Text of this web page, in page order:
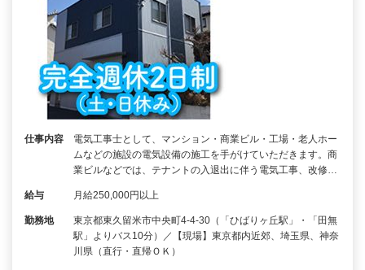
仕事内容
電気工事士として、マンション・商業ビル・工場・老人ホー
ムなどの施設の電気設備の施工を手がけていただきます。商
業ビルなどでは、テナントの入退出に伴う電気工事、改修…
給与 月給250,000円以上
勤務地
東京都東久留米市中央町4-4-30（「ひばりヶ丘駅」・「田無
駅」よりバス10分）／【現場】東京都内近郊、埼玉県、神奈
川県（直行・直帰ＯＫ）